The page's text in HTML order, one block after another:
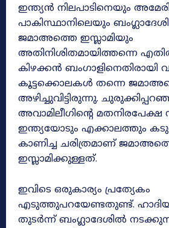
ഇന്ത്യൻ നിലപാടിനെയും
പാകിസ്ഥാനിലെയും
ജമാഅത്തെ ഇസ്ലാമിയും
അതിനിശിതമായിത്തന്നെ
കിഴക്കൻ ബംഗാളിനെതിരായി
കൂട്ടക്കൊലകൾ തന്നെ
അഴിച്ചുവിട്ടിരുന്നു.
അവാമിലീഗിന്റെ
ഇന്ത്യയോടും എക്കാലത്തും
കാണിച്ച ചരിത്രമാണ്
ഇസ്ലാമിക്കുള്ളത്.
ഇവിടെ ഒരുകാര്യം പ്രത്യേകം
എടുത്തുപറയേണ്ടതുണ്ട്.
തുടർന്ന് ബംഗ്ലാദേശിൽ